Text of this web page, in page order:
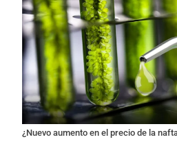
¿Nuevo aumento en el precio de la